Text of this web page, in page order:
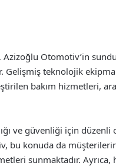
Azizoğlu Otomotiv’in
Gelişmiş teknolojik
bakım hizmetleri,
ve güvenliği için
bu konuda da
sunmaktadır.